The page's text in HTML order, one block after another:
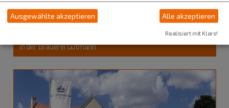
07.08.26
Führungen und Exkursionen
in der Brauerei Gutmann
Ausgewählte akzeptieren Alle akzeptieren
Realisiert mit Klaro!